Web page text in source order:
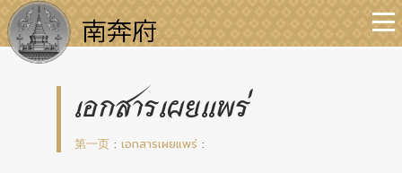
เอกสารเผยแพร่
第一页 : เอกสารเผยแพร่ :